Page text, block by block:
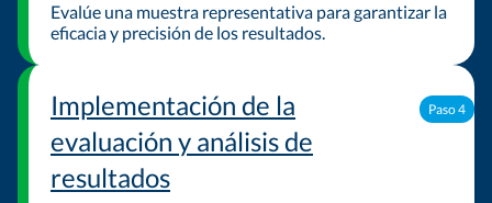
Evalúe una muestra representativa para garantizar la
eficacia y precisión de los resultados.
Implementación de la
evaluación y análisis de
resultados
Paso 4